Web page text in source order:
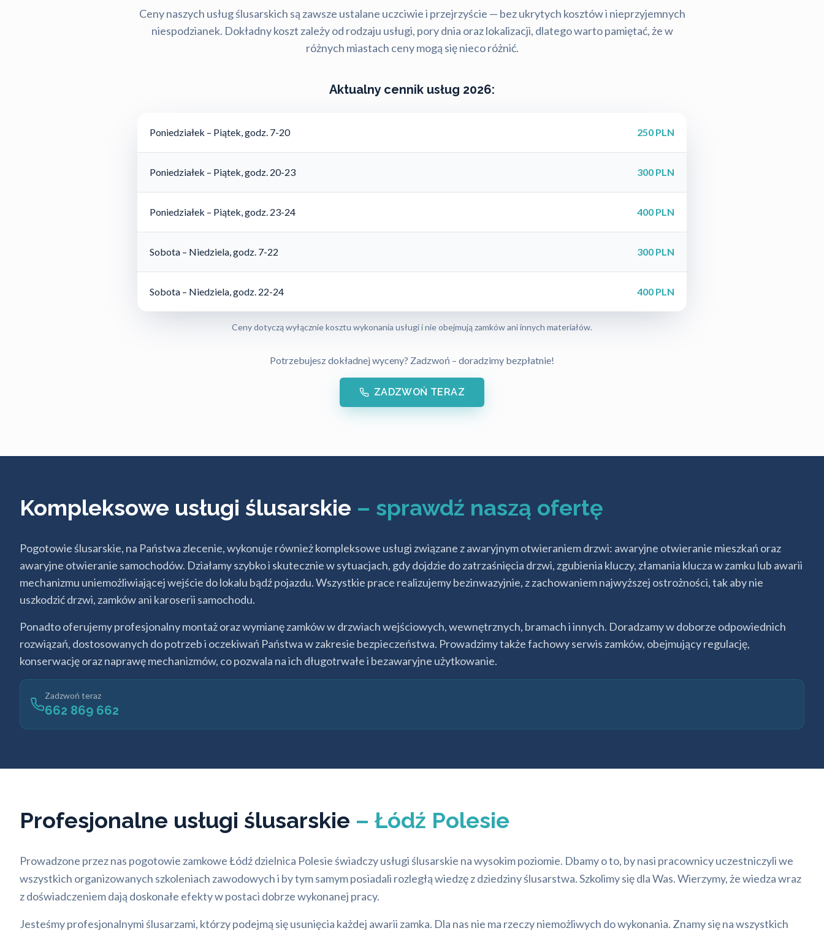
Ceny naszych usług ślusarskich są zawsze ustalane uczciwie i przejrzyście — bez ukrytych kosztów i nieprzyjemnych
niespodzianek. Dokładny koszt zależy od rodzaju usługi, pory dnia oraz lokalizacji, dlatego warto pamiętać, że w
różnych miastach ceny mogą się nieco różnić.
Aktualny cennik usług 2026:
Poniedziałek – Piątek, godz. 7-20 250 PLN
Poniedziałek – Piątek, godz. 20-23 300 PLN
Poniedziałek – Piątek, godz. 23-24 400 PLN
Sobota – Niedziela, godz. 7-22 300 PLN
Sobota – Niedziela, godz. 22-24 400 PLN
Ceny dotyczą wyłącznie kosztu wykonania usługi i nie obejmują zamków ani innych materiałów.
Potrzebujesz dokładnej wyceny? Zadzwoń – doradzimy bezpłatnie!
ZADZWOŃ TERAZ
Kompleksowe usługi ślusarskie – sprawdź naszą ofertę
Pogotowie ślusarskie, na Państwa zlecenie, wykonuje również kompleksowe usługi związane z awaryjnym otwieraniem drzwi: awaryjne otwieranie mieszkań oraz
awaryjne otwieranie samochodów. Działamy szybko i skutecznie w sytuacjach, gdy dojdzie do zatrzaśnięcia drzwi, zgubienia kluczy, złamania klucza w zamku lub awarii
mechanizmu uniemożliwiającej wejście do lokalu bądź pojazdu. Wszystkie prace realizujemy bezinwazyjnie, z zachowaniem najwyższej ostrożności, tak aby nie
uszkodzić drzwi, zamków ani karoserii samochodu.
Ponadto oferujemy profesjonalny montaż oraz wymianę zamków w drzwiach wejściowych, wewnętrznych, bramach i innych. Doradzamy w doborze odpowiednich
rozwiązań, dostosowanych do potrzeb i oczekiwań Państwa w zakresie bezpieczeństwa. Prowadzimy także fachowy serwis zamków, obejmujący regulację,
konserwację oraz naprawę mechanizmów, co pozwala na ich długotrwałe i bezawaryjne użytkowanie.
Zadzwoń teraz
662 869 662
Profesjonalne usługi ślusarskie – Łódź Polesie
Prowadzone przez nas pogotowie zamkowe Łódź dzielnica Polesie świadczy usługi ślusarskie na wysokim poziomie. Dbamy o to, by nasi pracownicy uczestniczyli we
wszystkich organizowanych szkoleniach zawodowych i by tym samym posiadali rozległą wiedzę z dziedziny ślusarstwa. Szkolimy się dla Was. Wierzymy, że wiedza wraz
z doświadczeniem dają doskonałe efekty w postaci dobrze wykonanej pracy.
Jesteśmy profesjonalnymi ślusarzami, którzy podejmą się usunięcia każdej awarii zamka. Dla nas nie ma rzeczy niemożliwych do wykonania. Znamy się na wszystkich